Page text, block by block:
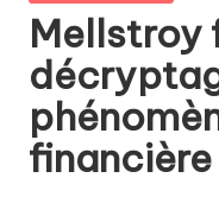
Mellstroy